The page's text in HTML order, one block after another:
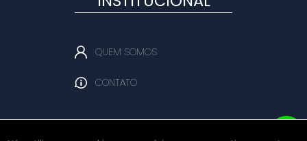
QUEM SOMOS
CONTATO